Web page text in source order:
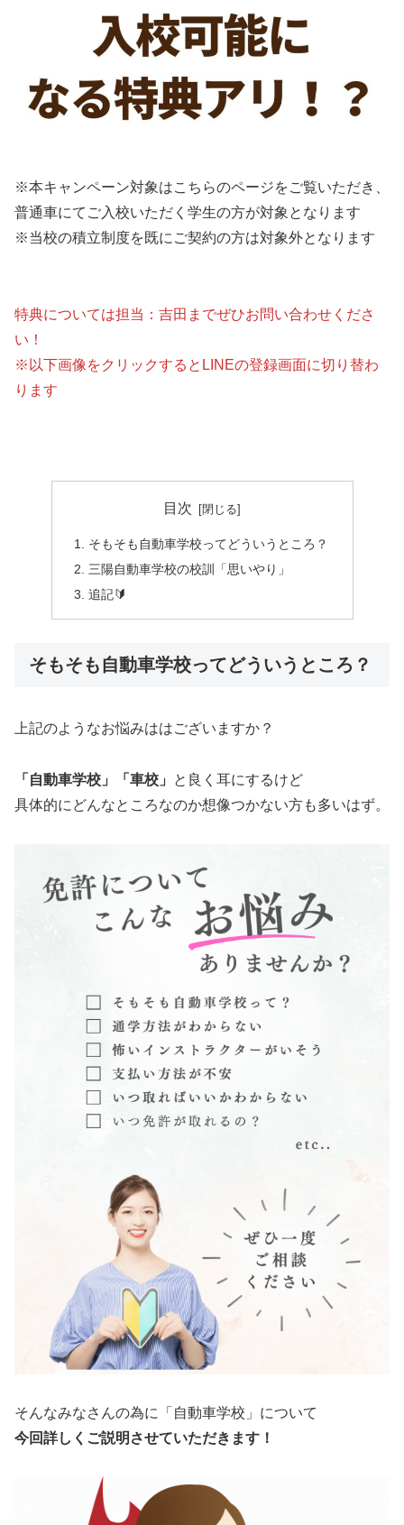
※本キャンペーン対象はこちらのページをご覧いただき、
普通車にてご入校いただく学生の方が対象となります
※当校の積立制度を既にご契約の方は対象外となります
特典については担当：吉田までぜひお問い合わせくださ
い！
※以下画像をクリックするとLINEの登録画面に切り替わ
ります
目次
そもそも自動車学校ってどういうところ？
三陽自動車学校の校訓「思いやり」
追記🔰
そもそも自動車学校ってどういうところ？
上記のようなお悩みははございますか？
「自動車学校」「車校」
と良く耳にするけど
具体的にどんなところなのか想像つかない方も多いはず。
そんなみなさんの為に「自動車学校」について
今回詳しくご説明させていただきます！